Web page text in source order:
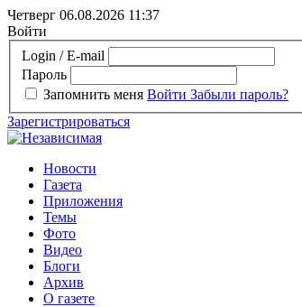
Четверг 06.08.2026 11:37
Войти
Login / E-mail
Пароль
Запомнить меня Войти Забыли пароль?
Зарегистрироваться
Новости
Газета
Приложения
Темы
Фото
Видео
Блоги
Архив
О газете